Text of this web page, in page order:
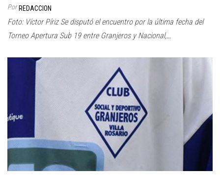
Por REDACCION
Foto: Víctor Píriz Se disputó el encuentro por la última fecha del
Torneo Apertura Sub 19 entre Granjeros y Nacional,…